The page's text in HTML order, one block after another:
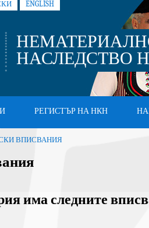
ENGLISH
НАСЛЕДСТВО
РЕГИСТЪР НА НКН
ВПИСВАНИЯ
има следните